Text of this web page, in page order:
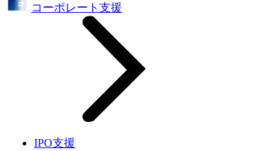
コーポレート支援
IPO支援